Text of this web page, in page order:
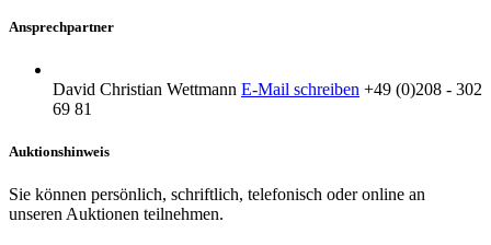
Ansprechpartner
David Christian Wettmann E-Mail schreiben +49 (0)208 - 302
69 81
Auktionshinweis
Sie können persönlich, schriftlich, telefonisch oder online an
unseren Auktionen teilnehmen.